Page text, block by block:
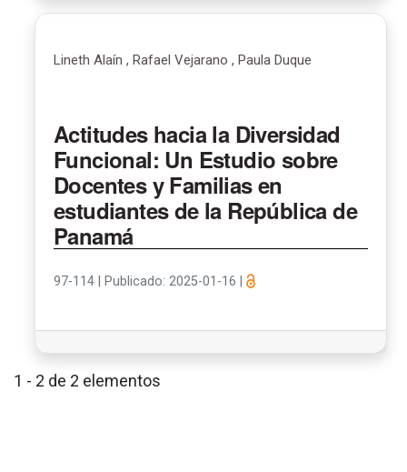
Lineth Alaín , Rafael Vejarano , Paula Duque
Actitudes hacia la Diversidad
Funcional: Un Estudio sobre
Docentes y Familias en
estudiantes de la República de
Panamá
97-114 Publicado: 2025-01-16
1 - 2 de 2 elementos